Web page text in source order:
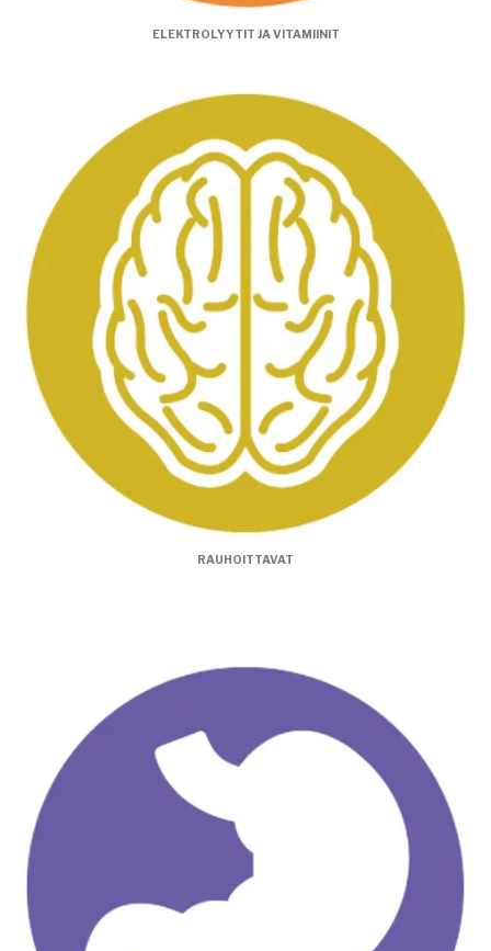
ELEKTROLYYTIT JA VITAMIINIT
RAUHOITTAVAT